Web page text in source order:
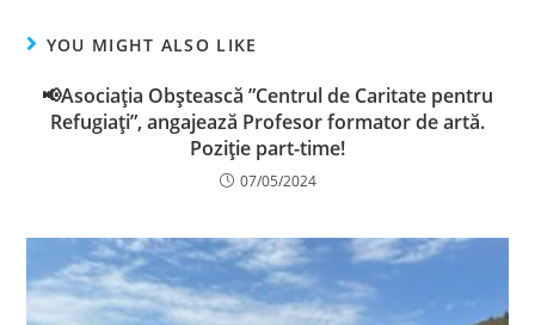
YOU MIGHT ALSO LIKE
📢Asociația Obștească ”Centrul de Caritate pentru
Refugiaţi”, angajează Profesor formator de artă.
Poziție part-time!
07/05/2024